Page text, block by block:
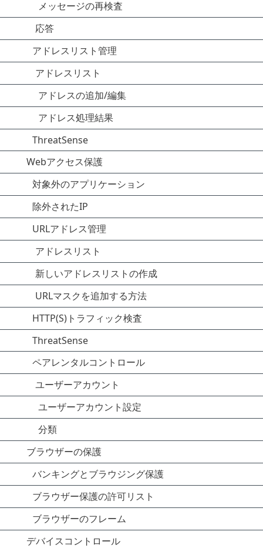
メッセージの再検査
応答
アドレスリスト管理
アドレスリスト
アドレスの追加/編集
アドレス処理結果
ThreatSense
Webアクセス保護
対象外のアプリケーション
除外されたIP
URLアドレス管理
アドレスリスト
新しいアドレスリストの作成
URLマスクを追加する方法
HTTP(S)トラフィック検査
ThreatSense
ペアレンタルコントロール
ユーザーアカウント
ユーザーアカウント設定
分類
ブラウザーの保護
バンキングとブラウジング保護
ブラウザー保護の許可リスト
ブラウザーのフレーム
デバイスコントロール